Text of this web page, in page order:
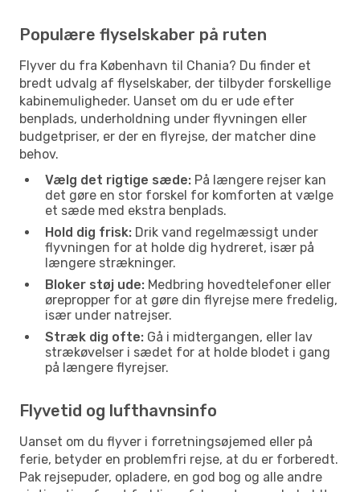
Populære flyselskaber på ruten
Flyver du fra København til Chania? Du finder et
bredt udvalg af flyselskaber, der tilbyder forskellige
kabinemuligheder. Uanset om du er ude efter
benplads, underholdning under flyvningen eller
budgetpriser, er der en flyrejse, der matcher dine
behov.
Vælg det rigtige sæde: På længere rejser kan
det gøre en stor forskel for komforten at vælge
et sæde med ekstra benplads.
Hold dig frisk: Drik vand regelmæssigt under
flyvningen for at holde dig hydreret, især på
længere strækninger.
Bloker støj ude: Medbring hovedtelefoner eller
ørepropper for at gøre din flyrejse mere fredelig,
især under natrejser.
Stræk dig ofte: Gå i midtergangen, eller lav
strækøvelser i sædet for at holde blodet i gang
på længere flyrejser.
Flyvetid og lufthavnsinfo
Uanset om du flyver i forretningsøjemed eller på
ferie, betyder en problemfri rejse, at du er forberedt.
Pak rejsepuder, opladere, en god bog og alle andre